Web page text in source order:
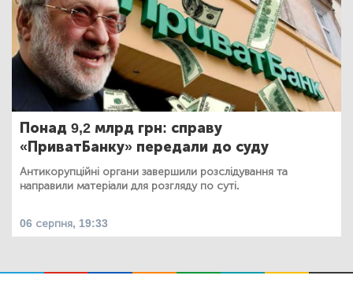
Понад 9,2 млрд грн: справу
«ПриватБанку» передали до суду
Антикорупційні органи завершили розслідування та
направили матеріали для розгляду по суті.
06 серпня, 19:33